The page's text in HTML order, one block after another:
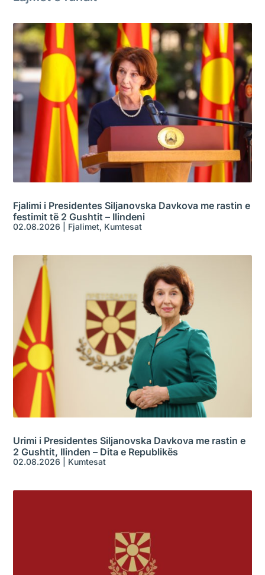
Fjalimi i Presidentes Siljanovska Davkova me rastin e
festimit të 2 Gushtit – Ilindeni
02.08.2026 Fjalimet, Kumtesat
Urimi i Presidentes Siljanovska Davkova me rastin e
2 Gushtit, Ilinden – Dita e Republikës
02.08.2026 Kumtesat